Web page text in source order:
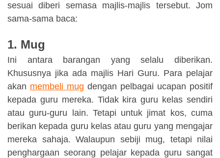
sesuai diberi semasa majlis-majlis tersebut. Jom
sama-sama baca:
1. Mug
Ini antara barangan yang selalu diberikan.
Khususnya jika ada majlis Hari Guru. Para pelajar
akan membeli mug dengan pelbagai ucapan positif
kepada guru mereka. Tidak kira guru kelas sendiri
atau guru-guru lain. Tetapi untuk jimat kos, cuma
berikan kepada guru kelas atau guru yang mengajar
mereka sahaja. Walaupun sebiji mug, tetapi nilai
penghargaan seorang pelajar kepada guru sangat